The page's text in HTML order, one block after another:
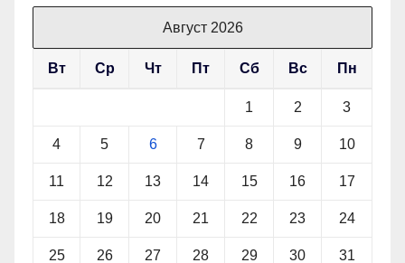
Август 2026
Вт Ср Чт Пт Сб Вс Пн
1 2 3
4 5 6 7 8 9 10
11 12 13 14 15 16 17
18 19 20 21 22 23 24
25 26 27 28 29 30 31